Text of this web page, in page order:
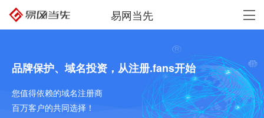
易网当先
品牌保护、域名投资，从注册.fans开始
您值得依赖的域名注册商
百万客户的共同选择！